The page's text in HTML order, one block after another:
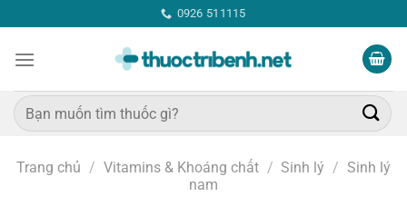
qua
nội
0926 511115
Tìm
kiếm:
Trang chủ / Vitamins & Khoáng chất / Sinh lý / Sinh lý
nam